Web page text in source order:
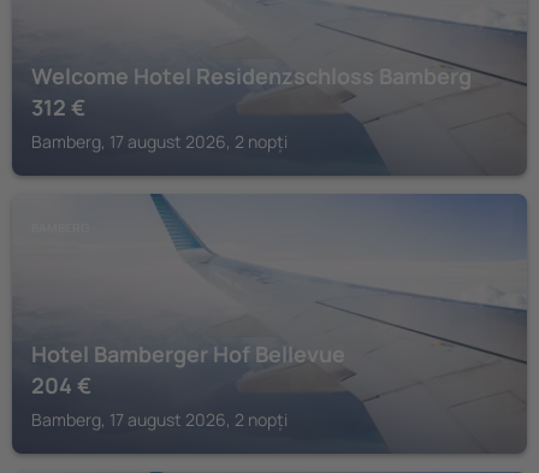
Welcome Hotel Residenzschloss Bamberg
312 €
Bamberg, 17 august 2026, 2 nopți
Hotel Bamberger Hof Bellevue
204 €
Bamberg, 17 august 2026, 2 nopți